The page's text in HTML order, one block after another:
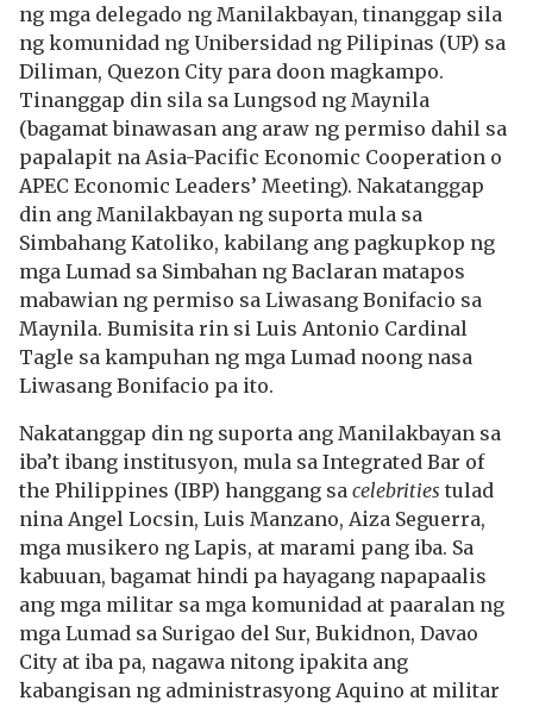
ng mga delegado ng Manilakbayan, tinanggap sila
ng komunidad ng Unibersidad ng Pilipinas (UP) sa
Diliman, Quezon City para doon magkampo.
Tinanggap din sila sa Lungsod ng Maynila
(bagamat binawasan ang araw ng permiso dahil sa
papalapit na Asia-Pacific Economic Cooperation o
APEC Economic Leaders’ Meeting). Nakatanggap
din ang Manilakbayan ng suporta mula sa
Simbahang Katoliko, kabilang ang pagkupkop ng
mga Lumad sa Simbahan ng Baclaran matapos
mabawian ng permiso sa Liwasang Bonifacio sa
Maynila. Bumisita rin si Luis Antonio Cardinal
Tagle sa kampuhan ng mga Lumad noong nasa
Liwasang Bonifacio pa ito.
Nakatanggap din ng suporta ang Manilakbayan sa
iba’t ibang institusyon, mula sa Integrated Bar of
the Philippines (IBP) hanggang sa celebrities tulad
nina Angel Locsin, Luis Manzano, Aiza Seguerra,
mga musikero ng Lapis, at marami pang iba. Sa
kabuuan, bagamat hindi pa hayagang napapaalis
ang mga militar sa mga komunidad at paaralan ng
mga Lumad sa Surigao del Sur, Bukidnon, Davao
City at iba pa, nagawa nitong ipakita ang
kabangisan ng administrasyong Aquino at militar